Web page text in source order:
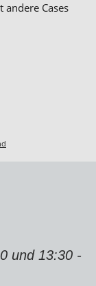
andere Cases
und 13:30 -